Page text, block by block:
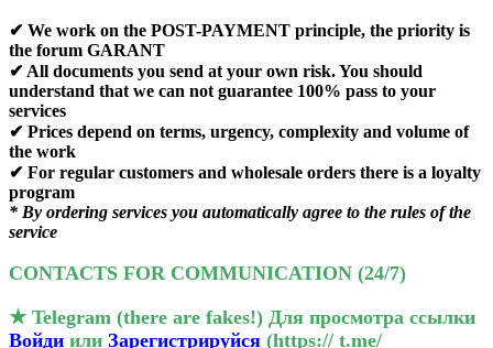
✔ We work on the POST-PAYMENT principle, the priority is
the forum GARANT
✔ All documents you send at your own risk. You should
understand that we can not guarantee 100% pass to your
services
✔ Prices depend on terms, urgency, complexity and volume of
the work
✔ For regular customers and wholesale orders there is a loyalty
program
* By ordering services you automatically agree to the rules of the
service
CONTACTS FOR COMMUNICATION (24/7)️
★ Telegram (there are fakes!) Для просмотра ссылки
Войди или Зарегистрируйся (https:// t.me/